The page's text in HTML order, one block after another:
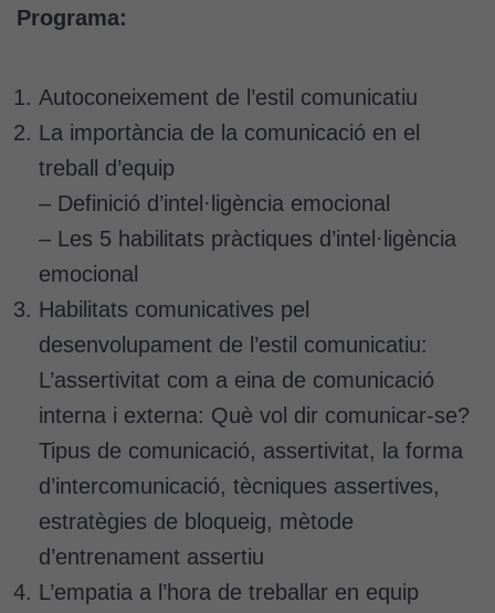
Programa:
Autoconeixement de l’estil comunicatiu
La importància de la comunicació en el
treball d’equip
– Definició d’intel·ligència emocional
– Les 5 habilitats pràctiques d’intel·ligència
emocional
Habilitats comunicatives pel
desenvolupament de l’estil comunicatiu:
L’assertivitat com a eina de comunicació
interna i externa: Què vol dir comunicar-se?
Tipus de comunicació, assertivitat, la forma
d’intercomunicació, tècniques assertives,
estratègies de bloqueig, mètode
d’entrenament assertiu
L’empatia a l’hora de treballar en equip